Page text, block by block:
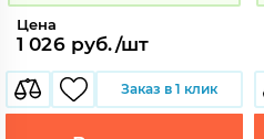
Цена
1 026 руб./шт
Заказ в 1 клик